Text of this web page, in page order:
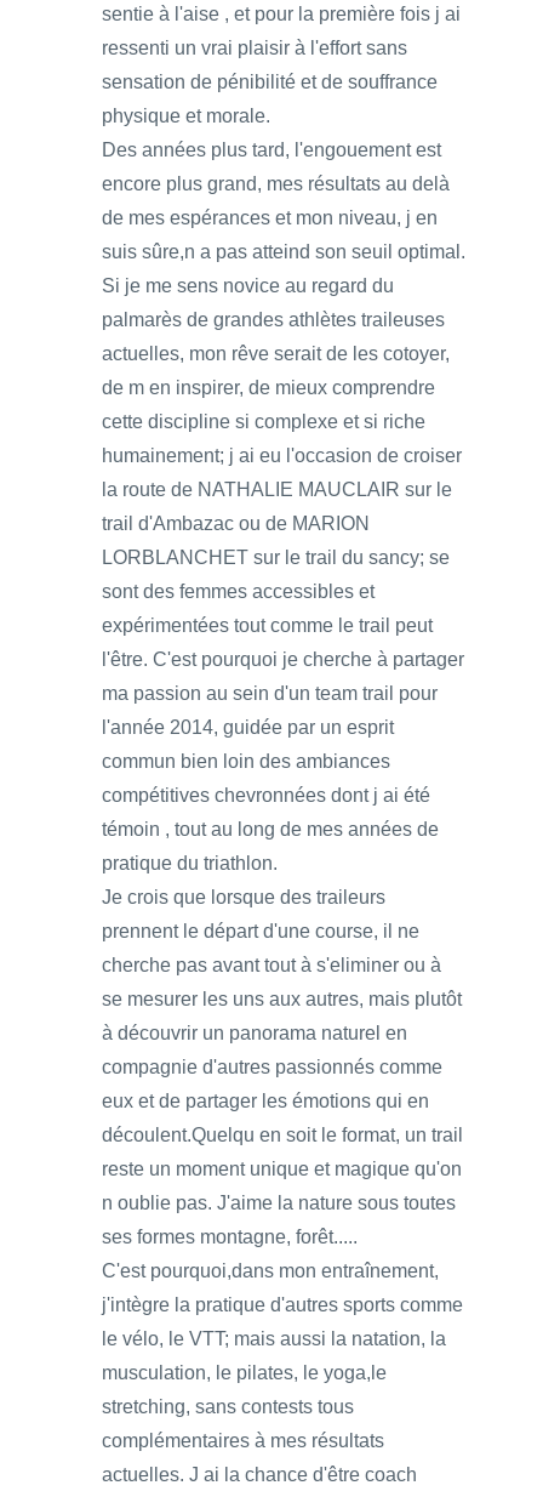
sentie à l'aise , et pour la première fois j ai
ressenti un vrai plaisir à l'effort sans
sensation de pénibilité et de souffrance
physique et morale.
Des années plus tard, l'engouement est
encore plus grand, mes résultats au delà
de mes espérances et mon niveau, j en
suis sûre,n a pas atteind son seuil optimal.
Si je me sens novice au regard du
palmarès de grandes athlètes traileuses
actuelles, mon rêve serait de les cotoyer,
de m en inspirer, de mieux comprendre
cette discipline si complexe et si riche
humainement; j ai eu l'occasion de croiser
la route de NATHALIE MAUCLAIR sur le
trail d'Ambazac ou de MARION
LORBLANCHET sur le trail du sancy; se
sont des femmes accessibles et
expérimentées tout comme le trail peut
l'être. C'est pourquoi je cherche à partager
ma passion au sein d'un team trail pour
l'année 2014, guidée par un esprit
commun bien loin des ambiances
compétitives chevronnées dont j ai été
témoin , tout au long de mes années de
pratique du triathlon.
Je crois que lorsque des traileurs
prennent le départ d'une course, il ne
cherche pas avant tout à s'eliminer ou à
se mesurer les uns aux autres, mais plutôt
à découvrir un panorama naturel en
compagnie d'autres passionnés comme
eux et de partager les émotions qui en
découlent.Quelqu en soit le format, un trail
reste un moment unique et magique qu'on
n oublie pas. J'aime la nature sous toutes
ses formes montagne, forêt.....
C'est pourquoi,dans mon entraînement,
j'intègre la pratique d'autres sports comme
le vélo, le VTT; mais aussi la natation, la
musculation, le pilates, le yoga,le
stretching, sans contests tous
complémentaires à mes résultats
actuelles. J ai la chance d'être coach